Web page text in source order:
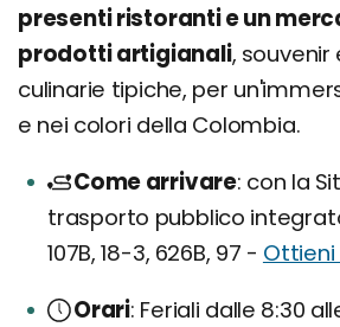
presenti ristoranti e un
prodotti artigianali,
culinarie tipiche, per
e nei colori della Colombia.
Come arrivare con la
trasporto pubblico
107B, 18-3, 626B, 97 - Ottieni
Orari Feriali dalle 8:30